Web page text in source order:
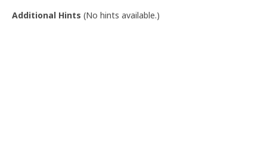
Additional Hints (No hints available.)